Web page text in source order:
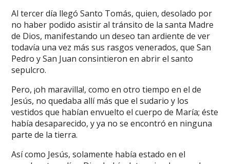
Al tercer día llegó Santo Tomás, quien, desolado por
no haber podido asistir al tránsito de la santa Madre
de Dios, manifestando un deseo tan ardiente de ver
todavía una vez más sus rasgos venerados, que San
Pedro y San Juan consintieron en abrir el santo
sepulcro.
Pero, ¡oh maravilla!, como en otro tiempo en el de
Jesús, no quedaba allí más que el sudario y los
vestidos que habían envuelto el cuerpo de María; éste
había desaparecido, y ya no se encontró en ninguna
parte de la tierra.
Así como Jesús, solamente había estado en el